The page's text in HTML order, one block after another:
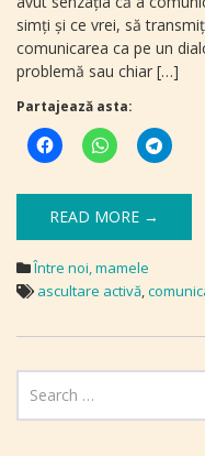
simţi şi ce vrei, să
comunicarea ca pe un
problemă sau chiar […]
Partajează asta:
READ MORE →
Între noi, mamele
ascultare activă,